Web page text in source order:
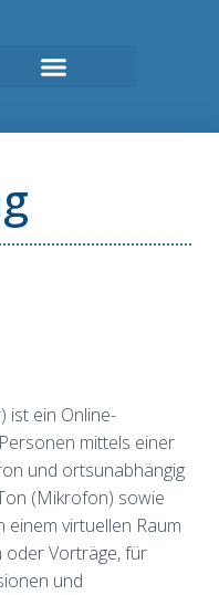
ist ein Online-
mittels einer
und ortsunabhängig
(Mikrofon) sowie
einem virtuellen Raum
oder Vorträge, für
und